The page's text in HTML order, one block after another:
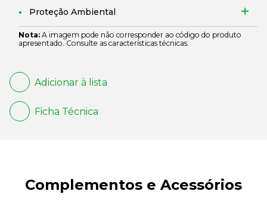
Proteção Ambiental
Nota: A imagem pode não corresponder ao código do produto
apresentado. Consulte as características técnicas.
Adicionar à lista
Ficha Técnica
Complementos e Acessórios